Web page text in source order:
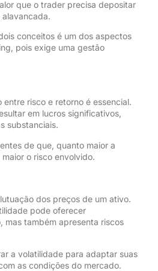
que o trader precisa depositar
conceitos é um dos aspectos
pois exige uma gestão
entre risco e retorno é essencial.
em lucros significativos,
substanciais.
de que, quanto maior a
o risco envolvido.
dos preços de um ativo.
pode oferecer
mas também apresenta riscos
a volatilidade para adaptar suas
as condições do mercado.